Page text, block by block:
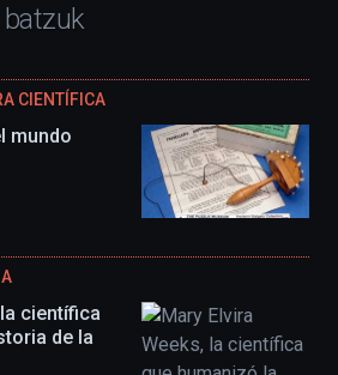
CIENTÍFICA
mundo
científica
de la